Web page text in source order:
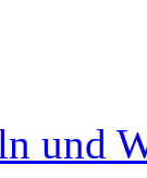
und